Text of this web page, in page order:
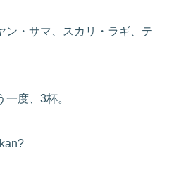
・サマ、スカリ・ラギ、テ
度、3杯。